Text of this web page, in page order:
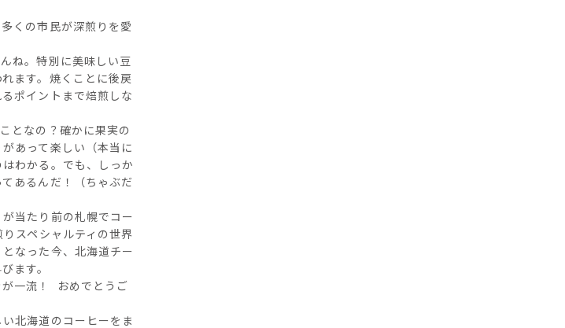
くの市民が深煎りを愛
ね。特別に美味しい豆
ます。焼くことに後戻
ポイントまで焙煎しな
となの？確かに果実の
あって楽しい（本当に
わかる。でも、しっか
あるんだ！（ちゃぶだ
当たり前の札幌でコー
スペシャルティの世界
なった今、北海道チー
ます。
一流！ おめでとうご
北海道のコーヒーをま